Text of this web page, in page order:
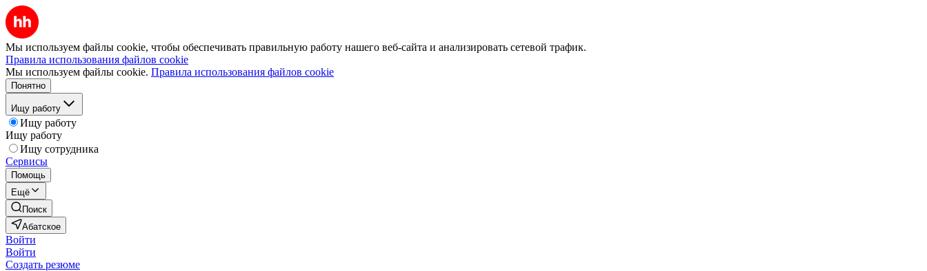
Мы используем файлы cookie, чтобы обеспечивать правильную работу нашего веб-сайта и анализировать сетевой трафик.
Правила использования файлов cookie
Мы используем файлы cookie. Правила использования файлов cookie
Понятно
Ищу работу
Ищу работу
Ищу работу
Ищу сотрудника
Сервисы
Помощь
Ещё
Поиск
Абатское
Войти
Войти
Создать резюме